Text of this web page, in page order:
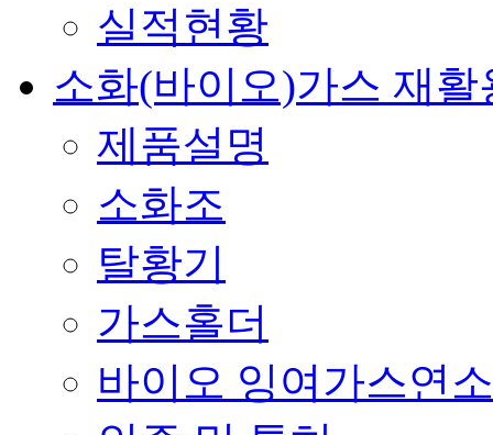
실적현황
소화(바이오)가스 재활
제품설명
소화조
탈황기
가스홀더
바이오 잉여가스연